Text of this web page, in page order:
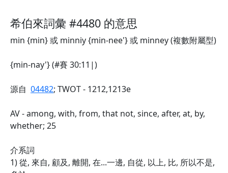
希伯來詞彙 #4480 的意思
min {min} 或 minniy {min-nee'} 或 minney (複數附屬型)
{min-nay'} (#賽 30:11|)
源自 04482; TWOT - 1212,1213e
AV - among, with, from, that not, since, after, at, by,
whether; 25
介系詞
1) 從, 來自, 顧及, 離開, 在...一邊, 自從, 以上, 比, 所以不是,